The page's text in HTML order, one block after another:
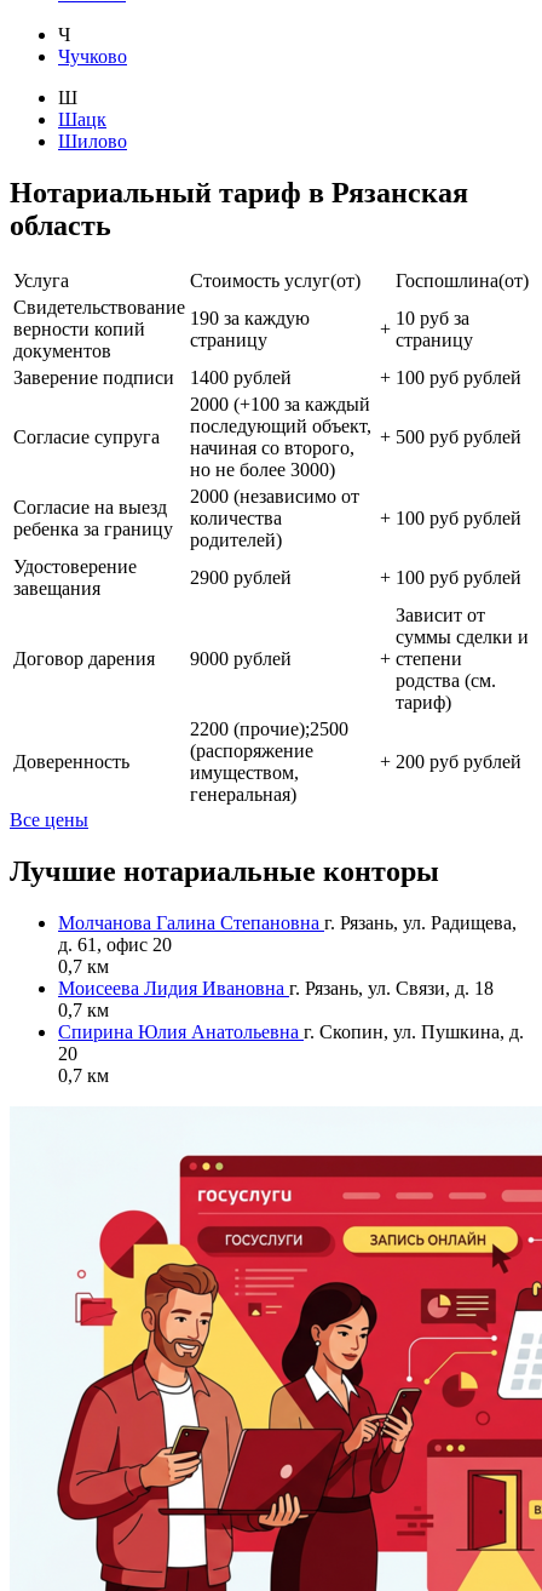
Ч
Чучково
Ш
Шацк
Шилово
Нотариальный тариф в Рязанская
область
Услуга Стоимость услуг(от)
Госпошлина(от)
Свидетельствование
верности копий
документов
190 за каждую
страницу
+
10 руб за
страницу
Заверение подписи
1400 рублей + 100 руб рублей
Согласие супруга
2000 (+100 за каждый
последующий объект,
начиная со второго,
но не более 3000)
+ 500 руб рублей
Согласие на выезд
ребенка за границу
2000 (независимо от
количества
родителей)
+ 100 руб рублей
Удостоверение
завещания
2900 рублей + 100 руб рублей
Договор дарения 9000 рублей +
Зависит от
суммы сделки и
степени
родства (см.
тариф)
Доверенность
2200 (прочие);2500
(распоряжение
имуществом,
генеральная)
+ 200 руб рублей
Все цены
Лучшие нотариальные конторы
Молчанова Галина Степановна г. Рязань, ул. Радищева,
д. 61, офис 20
0,7 км
Моисеева Лидия Ивановна г. Рязань, ул. Связи, д. 18
0,7 км
Спирина Юлия Анатольевна г. Скопин, ул. Пушкина, д.
20
0,7 км